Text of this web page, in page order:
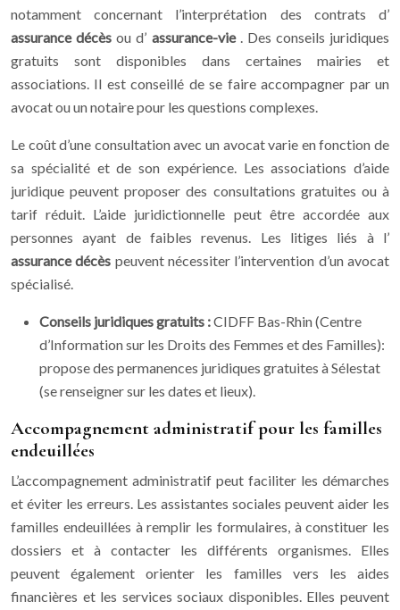
notamment concernant l’interprétation des contrats d’
assurance décèsou d’ assurance-vie . Des conseils juridiques
gratuits sont disponibles dans certaines mairies et
associations. Il est conseillé de se faire accompagner par un
avocat ou un notaire pour les questions complexes.
Le coût d’une consultation avec un avocat varie en fonction de
sa spécialité et de son expérience. Les associations d’aide
juridique peuvent proposer des consultations gratuites ou à
tarif réduit. L’aide juridictionnelle peut être accordée aux
personnes ayant de faibles revenus. Les litiges liés à l’
assurance décès peuvent nécessiter l’intervention d’un avocat
spécialisé.
Conseils juridiques gratuits :CIDFF Bas-Rhin (Centre
d’Information sur les Droits des Femmes et des Familles):
propose des permanences juridiques gratuites à Sélestat
(se renseigner sur les dates et lieux).
Accompagnement administratif pour les familles
endeuillées
L’accompagnement administratif peut faciliter les démarches
et éviter les erreurs. Les assistantes sociales peuvent aider les
familles endeuillées à remplir les formulaires, à constituer les
dossiers et à contacter les différents organismes. Elles
peuvent également orienter les familles vers les aides
financières et les services sociaux disponibles. Elles peuvent